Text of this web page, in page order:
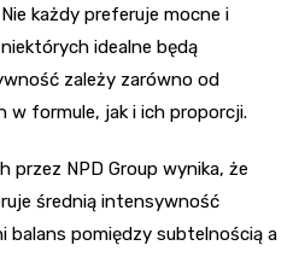
każdy preferuje mocne i
idealne będą
zależy zarówno od
w formule, jak i ich proporcji.
przez NPD Group wynika, że
średnią intensywność
balans pomiędzy subtelnością a